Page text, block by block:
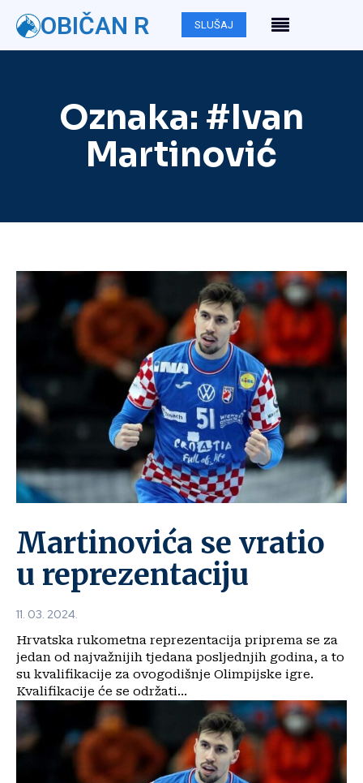
OBIČAN R SLUŠAJ
Oznaka: #Ivan
Martinović
Martinovića se vratio
u reprezentaciju
11. 03. 2024.
Hrvatska rukometna reprezentacija priprema se za
jedan od najvažnijih tjedana posljednjih godina, a to
su kvalifikacije za ovogodišnje Olimpijske igre.
Kvalifikacije će se održati...